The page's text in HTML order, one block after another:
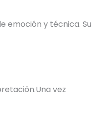
emoción y técnica. Su
vez